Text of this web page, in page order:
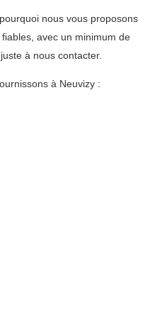
nous vous proposons
avec un minimum de
à nous contacter.
à Neuvizy :